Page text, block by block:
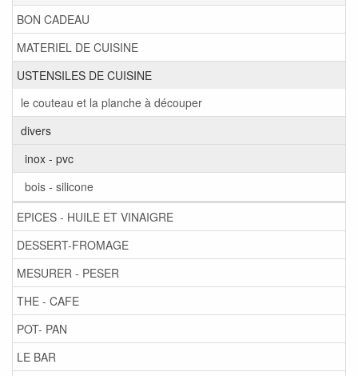
BON CADEAU
MATERIEL DE CUISINE
USTENSILES DE CUISINE
le couteau et la planche à découper
divers
inox - pvc
bois - silicone
EPICES - HUILE ET VINAIGRE
DESSERT-FROMAGE
MESURER - PESER
THE - CAFE
POT- PAN
LE BAR